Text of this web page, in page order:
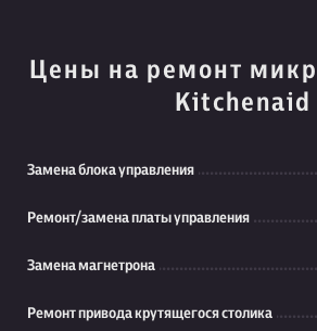
Цены на ремонт
Kitchenaid
Замена блока управления
Ремонт/замена платы управления
Замена магнетрона
Ремонт привода крутящегося столика